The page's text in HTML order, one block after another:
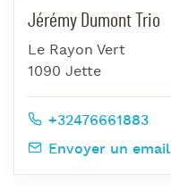
Jérémy Dumont Trio
Le Rayon Vert
1090 Jette
+32476661883
Envoyer un email